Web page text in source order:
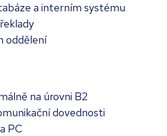
a interním systému
oddělení
na úrovni B2
dovednosti
PC